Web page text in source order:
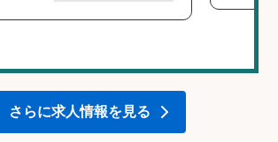
さらに求人情報を見る